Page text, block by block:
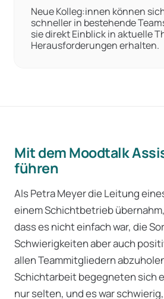
Neue Kolleg:innen können
schneller in bestehende
sie direkt Einblick in aktuelle
Herausforderungen erhalten.
Mit dem Moodtalk
führen
Als Petra Meyer die Leitung
einem Schichtbetrieb
dass es nicht einfach war, die
Schwierigkeiten aber auch
allen Teammitgliedern
Schichtarbeit begegneten sich
nur selten, und es war